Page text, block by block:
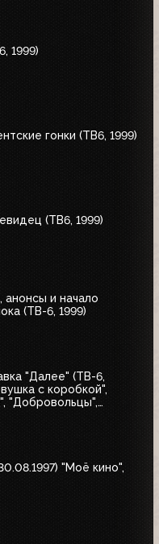
1999)
гонки (ТВ6, 1999)
(ТВ6, 1999)
анонсы и начало
(ТВ-6, 1999)
"Далее" (ТВ-6,
с коробкой",
"Добровольцы",
"Моё кино",